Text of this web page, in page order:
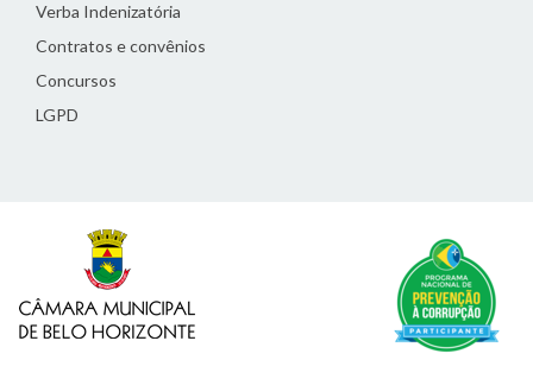
Verba Indenizatória
Contratos e convênios
Concursos
LGPD